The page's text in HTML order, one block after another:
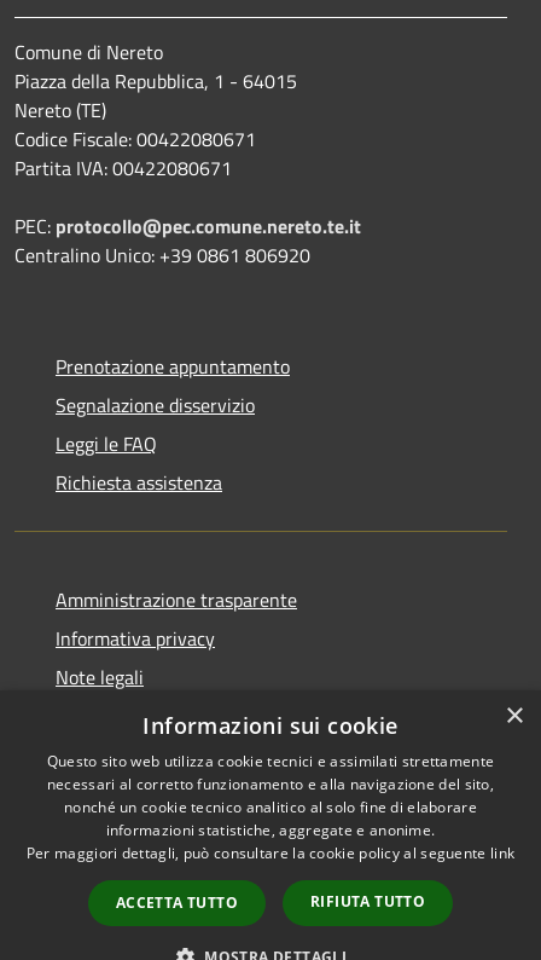
Comune di Nereto
Piazza della Repubblica, 1 - 64015
Nereto (TE)
Codice Fiscale: 00422080671
Partita IVA: 00422080671
PEC: protocollo@pec.comune.nereto.te.it
Centralino Unico: +39 0861 806920
Prenotazione appuntamento
Segnalazione disservizio
Leggi le FAQ
Richiesta assistenza
Amministrazione trasparente
Informativa privacy
Note legali
Dichiarazione di accessibilità
Accessibilità
Copyright © 2026 • Comune di
Nereto • Powered by
Municipium•
Accesso
redazione
×
Informazioni sui cookie
Questo sito web utilizza cookie tecnici e assimilati strettamente
necessari al corretto funzionamento e alla navigazione del sito,
nonché un cookie tecnico analitico al solo fine di elaborare
informazioni statistiche, aggregate e anonime.
Per maggiori dettagli, può consultare la cookie policy al seguente link
ACCETTA TUTTO RIFIUTA TUTTO